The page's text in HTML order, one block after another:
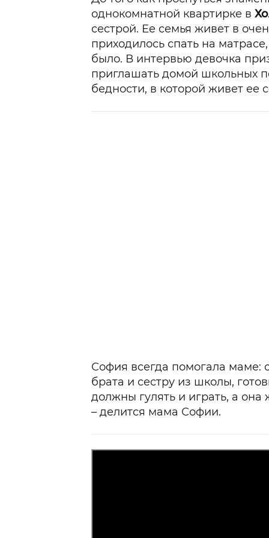
однокомнатной квартирке в
сестрой. Ее семья живет в
приходилось спать на
было. В интервью девочка
приглашать домой школьных
бедности, в которой живет ее
София всегда помогала маме:
брата и сестру из школы,
должны гулять и играть, а
– делится мама Софии.